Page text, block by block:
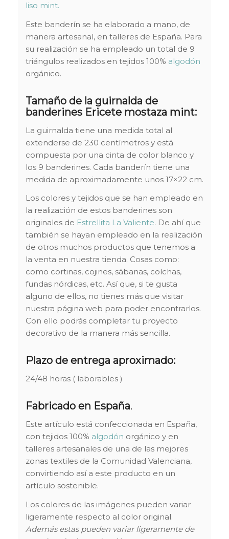
liso mint.
Este banderín se ha elaborado a mano, de
manera artesanal, en talleres de España. Para
su realización se ha empleado un total de 9
triángulos realizados en tejidos 100% algodón
orgánico.
Tamaño de la guirnalda de
banderines Ericete mostaza mint:
La guirnalda tiene una medida total al
extenderse de 230 centímetros y está
compuesta por una cinta de color blanco y
los 9 banderines. Cada banderín tiene una
medida de aproximadamente unos 17×22 cm.
Los colores y tejidos que se han empleado en
la realización de estos banderines son
originales de Estrellita La Valiente. De ahí que
también se hayan empleado en la realización
de otros muchos productos que tenemos a
la venta en nuestra tienda. Cosas como:
como cortinas, cojines, sábanas, colchas,
fundas nórdicas, etc. Así que, si te gusta
alguno de ellos, no tienes más que visitar
nuestra página web para poder encontrarlos.
Con ello podrás completar tu proyecto
decorativo de la manera más sencilla.
Plazo de entrega aproximado:
24/48 horas ( laborables )
Fabricado en España.
Este artículo está confeccionada en España,
con tejidos 100% algodón orgánico y en
talleres artesanales de una de las mejores
zonas textiles de la Comunidad Valenciana,
convirtiendo así a este producto en un
artículo sostenible.
Los colores de las imágenes pueden variar
ligeramente respecto al color original.
Además estas pueden variar ligeramente de